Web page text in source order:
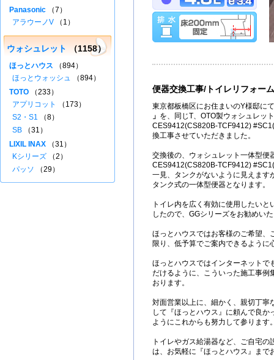
便器交換工事/トイレリフォーム
東京都板橋区にお住まいのY様邸に
」 を、同じT、OTO製ウォシュレッ
CES9412(CS820B-TCF9412)
換工事させていただきました。
交換後の、ウォシュレット一体型便
CES9412(CS820B-TCF9412)
一見、タンクがないように見えます
タンク式の一体型便器となります。
トイレ内を広く有効に使用したい
したので、GGシリーズをお勧めい
ほっとハウスではお客様のご希望、
限り、低予算でご案内できるように
ほっとハウスではインターネットで
だけるように、こういった施工事例
おります。
対面営業以上に、細かく、親切丁寧
して『ほっとハウス』に頼んで良か
ようにこれからも努力して参ります
トイレやガス給湯器など、ご自宅の
は、お気軽に『ほっとハウス』まで
Panasonic （7）
アラウーノV （1）
ウォシュレット （1158）
ほっとハウス （894）
ほっとウォッシュ （894）
TOTO （233）
アプリコット
（173）
S2・S1 （8）
SB （31）
LIXIL INAX （31）
Kシリーズ （2）
パッソ （29）